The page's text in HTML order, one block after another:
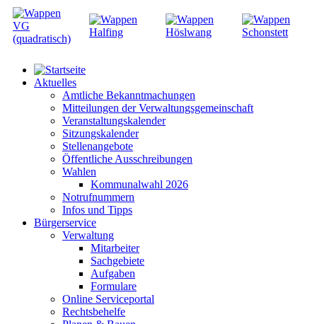
Aktuelles
Amtliche Bekanntmachungen
Mitteilungen der Verwaltungsgemeinschaft
Veranstaltungskalender
Sitzungskalender
Stellenangebote
Öffentliche Ausschreibungen
Wahlen
Kommunalwahl 2026
Notrufnummern
Infos und Tipps
Bürgerservice
Verwaltung
Mitarbeiter
Sachgebiete
Aufgaben
Formulare
Online Serviceportal
Rechtsbehelfe